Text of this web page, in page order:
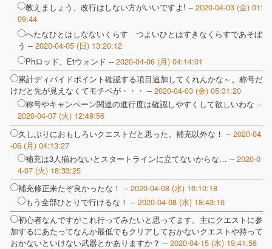
教えましょう、改行はしない方がいいですよ! -- 2020-04-03 (金) 01:
09:44
へたなひとはしなないくらす つよいひとはすきなくらすであそぼ
う -- 2020-04-05 (日) 13:20:12
Phロッド、Etウォンド -- 2020-04-06 (月) 04:14:01
累計ディバイドポイント確認する項目追加してくれんかな～。称号だ
けだと先が見えなくてモチベが・・・ -- 2020-04-03 (金) 05:31:20
称号やキャンペーン関連の進行度は確認しやすくして欲しいわな --
2020-04-07 (火) 12:49:56
久しぶりにおもしろいクエストだと思った。補充以外な！ -- 2020-04
-06 (月) 04:13:27
補充は3人揃わないとスタートラインに立てないからな… -- 2020-0
4-07 (火) 18:33:25
補充修正来たぞ良かったな！ -- 2020-04-08 (水) 16:10:18
もう全部ひとりで行けるな！ -- 2020-04-08 (水) 18:43:16
初心者なんですがこれ行ってみたいと思ってます。主にクエストに参
加するにあたってなんか最低でもクリアしておかないクエストや持って
おかないといけない武器とかありますか？ -- 2020-04-15 (水) 19:41:58